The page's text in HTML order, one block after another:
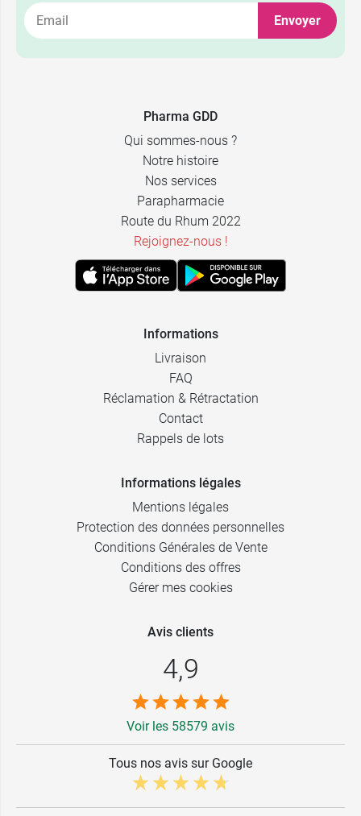
Envoyer
Pharma GDD
Qui sommes-nous ?
Notre histoire
Nos services
Parapharmacie
Route du Rhum 2022
Rejoignez-nous !
Informations
Livraison
FAQ
Réclamation & Rétractation
Contact
Rappels de lots
Informations légales
Mentions légales
Protection des données personnelles
Conditions Générales de Vente
Conditions des offres
Gérer mes cookies
Avis clients
4,9
Voir les 58579 avis
Tous nos avis sur Google